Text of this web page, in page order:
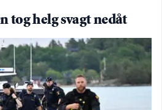
tog helg svagt nedåt